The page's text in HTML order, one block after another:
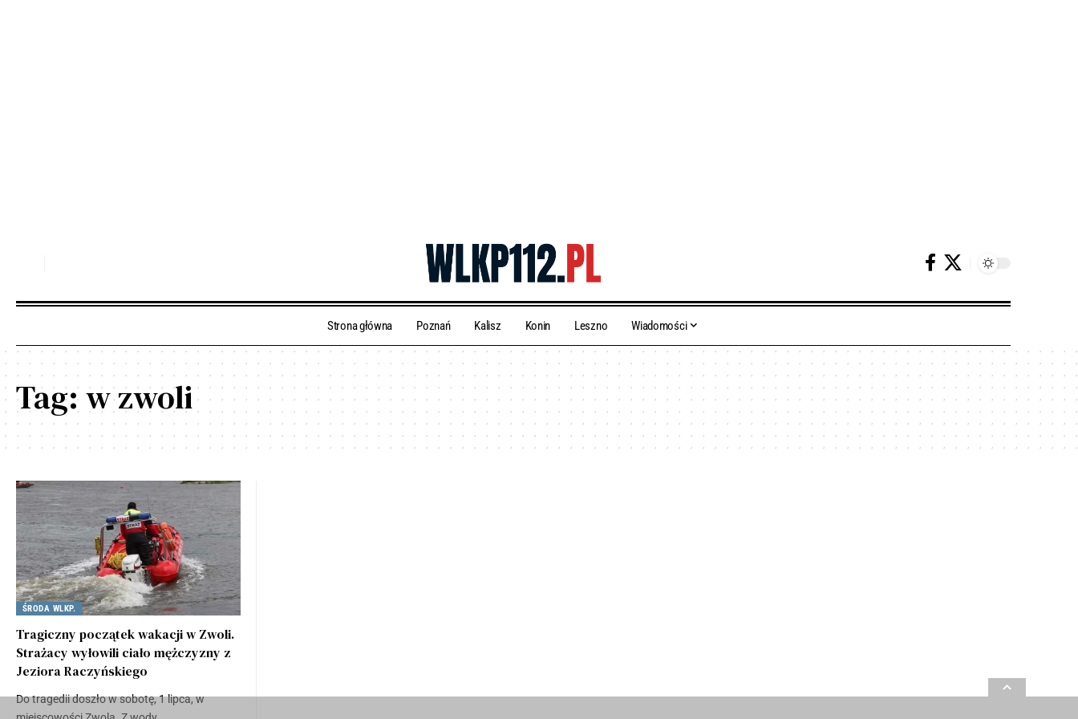
Strona główna Poznań Kalisz Konin Leszno Wiadomości
Tag:w zwoli
ŚRODA WLKP.
Tragiczny początek wakacji w Zwoli.
Strażacy wyłowili ciało mężczyzny z
Jeziora Raczyńskiego
Do tragedii doszło w sobotę, 1 lipca, w